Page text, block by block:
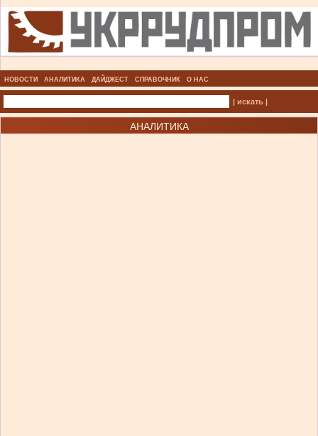
НОВОСТИ АНАЛИТИКА ДАЙДЖЕСТ СПРАВОЧНИК О НАС
| искать |
АНАЛИТИКА